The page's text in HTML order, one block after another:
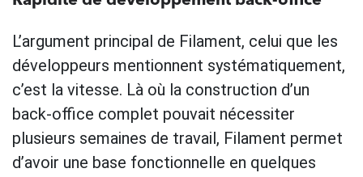
L’argument principal de Filament, celui que les
développeurs mentionnent systématiquement,
c’est la vitesse. Là où la construction d’un
back-office complet pouvait nécessiter
plusieurs semaines de travail, Filament permet
d’avoir une base fonctionnelle en quelques